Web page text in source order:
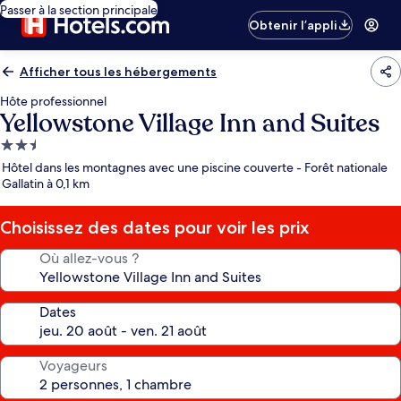
Passer à la section principale
Obtenir l’appli
Afficher tous les hébergements
Hôte professionnel
Yellowstone Village Inn and Suites
Hébergement
2.5 étoiles
Hôtel dans les montagnes avec une piscine couverte - Forêt nationale
Gallatin à 0,1 km
Choisissez des dates pour voir les prix
Où allez-vous ?
Dates
Voyageurs